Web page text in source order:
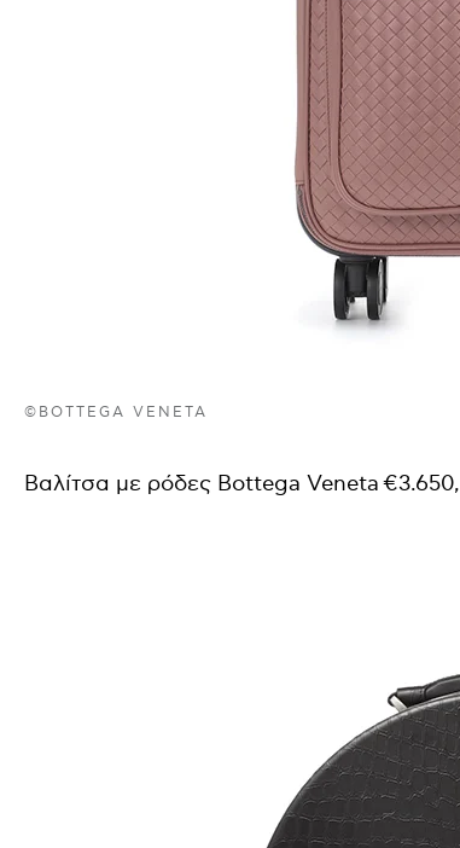
©BOTTEGA VENETA
Βαλίτσα με ρόδες Bottega Veneta €3.650,